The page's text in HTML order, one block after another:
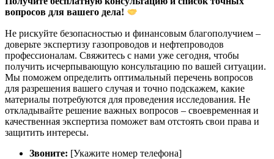
вопросов для вашего дела!
Не рискуйте безопасностью и финансовым благополучием –
доверьте экспертизу газопроводов и нефтепроводов
профессионалам. Свяжитесь с нами уже сегодня, чтобы
получить исчерпывающую консультацию по вашей ситуации.
Мы поможем определить оптимальный перечень вопросов
для разрешения вашего случая и точно подскажем, какие
материалы потребуются для проведения исследования. Не
откладывайте решение важных вопросов – своевременная и
качественная экспертиза поможет вам отстоять свои права и
защитить интересы.
Звоните: [Укажите номер телефона]